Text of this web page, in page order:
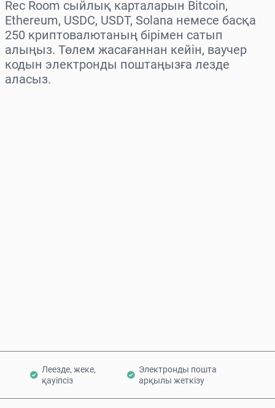
Rec Room сыйлық карталарын Bitcoin,
Ethereum, USDC, USDT, Solana немесе басқа
250 криптовалютаның бірімен сатып
алыңыз. Төлем жасағаннан кейін, ваучер
кодын электронды поштаңызға лезде
аласыз.
Леезде, жеке,
қауіпсіз
Электронды пошта
арқылы жеткізу